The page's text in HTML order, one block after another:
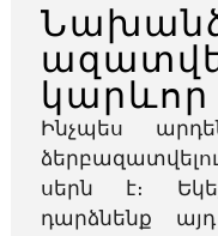
կարևոր
Ինչպես
սերն է։
դարձնենք